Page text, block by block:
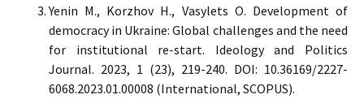
Yenin M., Korzhov H., Vasylets O. Development of
democracy in Ukraine: Global challenges and the need
for institutional re-start. Ideology and Politics
Journal. 2023, 1 (23), 219-240. DOI: 10.36169/2227-
6068.2023.01.00008 (International, SCOPUS).